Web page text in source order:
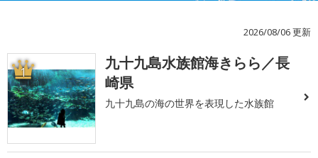
2026/08/06 更新
1
九十九島水族館海きらら／長
崎県
九十九島の海の世界を表現した水族館